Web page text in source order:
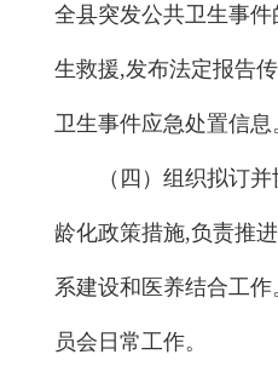
全县突发公共卫生事
生救援,发布法定报告
卫生事件应急处置信息
（四）组织拟订
龄化政策措施,负责推
系建设和医养结合工
员会日常工作。